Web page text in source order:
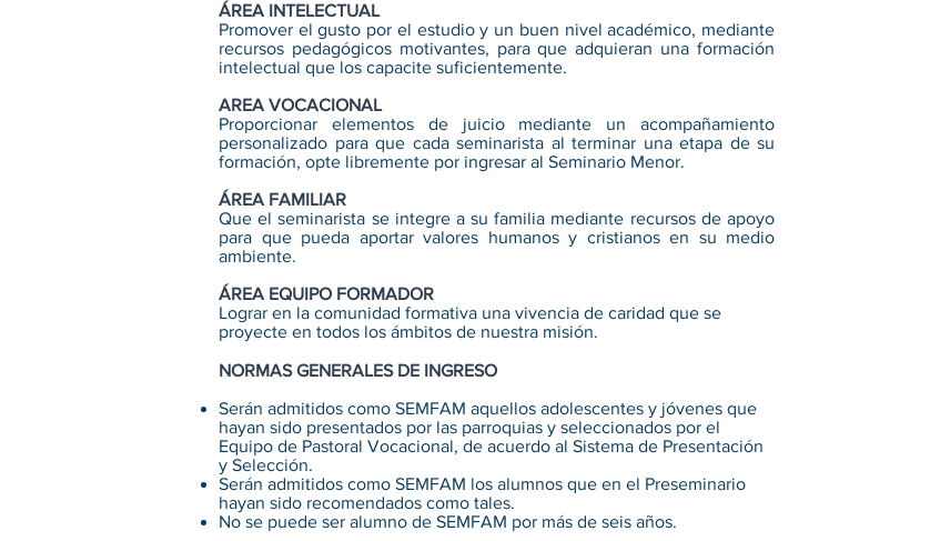
ÁREA INTELECTUAL
Promover el gusto por el estudio y un buen nivel académico, mediante
recursos pedagógicos motivantes, para que adquieran una formación
intelectual que los capacite suficientemente.
AREA VOCACIONAL
Proporcionar elementos de juicio mediante un acompañamiento
personalizado para que cada seminarista al terminar una etapa de su
formación, opte libremente por ingresar al Seminario Menor.
ÁREA FAMILIAR
Que el seminarista se integre a su familia mediante recursos de apoyo
para que pueda aportar valores humanos y cristianos en su medio
ambiente.
ÁREA EQUIPO FORMADOR
Lograr en la comunidad formativa una vivencia de caridad que se
proyecte en todos los ámbitos de nuestra misión.
NORMAS GENERALES DE INGRESO
Serán admitidos como SEMFAM aquellos adolescentes y jóvenes que
hayan sido presentados por las parroquias y seleccionados por el
Equipo de Pastoral Vocacional, de acuerdo al Sistema de Presentación
y Selección.
Serán admitidos como SEMFAM los alumnos que en el Preseminario
hayan sido recomendados como tales.
No se puede ser alumno de SEMFAM por más de seis años.